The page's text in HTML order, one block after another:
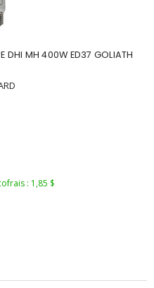
DHI MH 400W ED37 GOLIATH
: 1,85 $